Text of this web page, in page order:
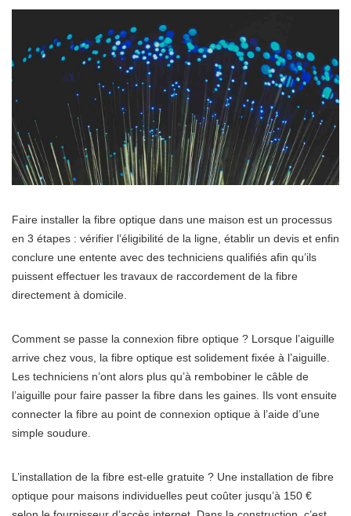
Faire installer la fibre optique dans une maison est un processus
en 3 étapes : vérifier l’éligibilité de la ligne, établir un devis et enfin
conclure une entente avec des techniciens qualifiés afin qu’ils
puissent effectuer les travaux de raccordement de la fibre
directement à domicile.
Comment se passe la connexion fibre optique ? Lorsque l’aiguille
arrive chez vous, la fibre optique est solidement fixée à l’aiguille.
Les techniciens n’ont alors plus qu’à rembobiner le câble de
l’aiguille pour faire passer la fibre dans les gaines. Ils vont ensuite
connecter la fibre au point de connexion optique à l’aide d’une
simple soudure.
L’installation de la fibre est-elle gratuite ? Une installation de fibre
optique pour maisons individuelles peut coûter jusqu’à 150 €